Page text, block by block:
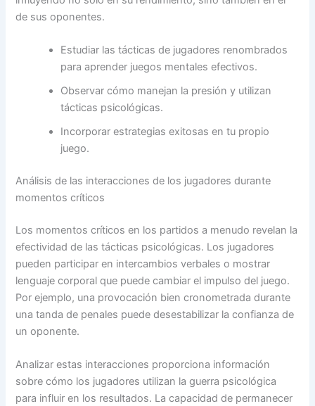
de sus oponentes.
Estudiar las tácticas de jugadores renombrados
para aprender juegos mentales efectivos.
Observar cómo manejan la presión y utilizan
tácticas psicológicas.
Incorporar estrategias exitosas en tu propio
juego.
Análisis de las interacciones de los jugadores durante
momentos críticos
Los momentos críticos en los partidos a menudo revelan la
efectividad de las tácticas psicológicas. Los jugadores
pueden participar en intercambios verbales o mostrar
lenguaje corporal que puede cambiar el impulso del juego.
Por ejemplo, una provocación bien cronometrada durante
una tanda de penales puede desestabilizar la confianza de
un oponente.
Analizar estas interacciones proporciona información
sobre cómo los jugadores utilizan la guerra psicológica
para influir en los resultados. La capacidad de permanecer